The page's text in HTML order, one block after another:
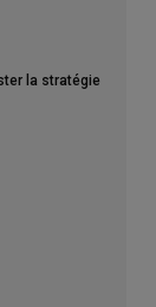
la stratégie